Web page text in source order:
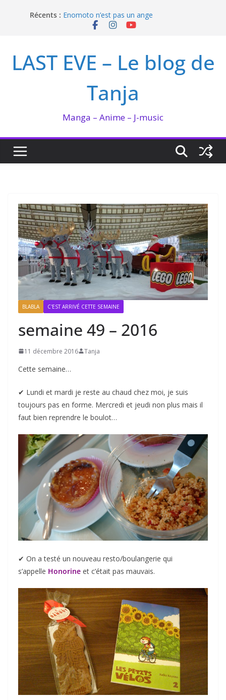
Récents : Enomoto n’est pas un ange
QUEEN BEE enflamme le Bataclan
I’m not in love de Zeniko Sumiya
LAST EVE – Le blog de
Tanja
Manga – Anime – J-music
BLABLA C'EST ARRIVÉ CETTE SEMAINE
semaine 49 – 2016
11 décembre 2016 Tanja
Cette semaine…
✔︎ Lundi et mardi je reste au chaud chez moi, je suis
toujours pas en forme. Mercredi et jeudi non plus mais il
faut bien reprendre le boulot…
✔︎ On a testé un nouveau resto/boulangerie qui
s’appelle Honorine et c’était pas mauvais.